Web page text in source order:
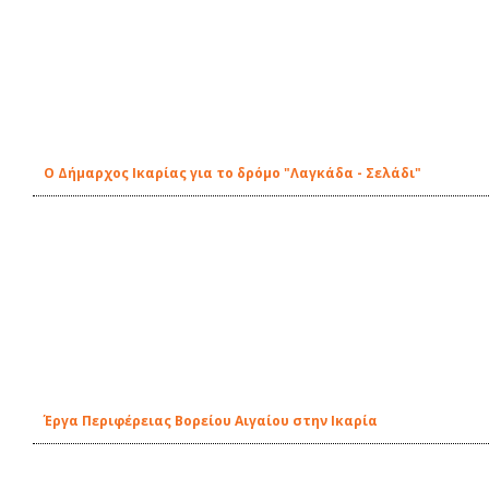
Ο Δήμαρχος Ικαρίας για το δρόμο "Λαγκάδα - Σελάδι"
Έργα Περιφέρειας Βορείου Αιγαίου στην Ικαρία